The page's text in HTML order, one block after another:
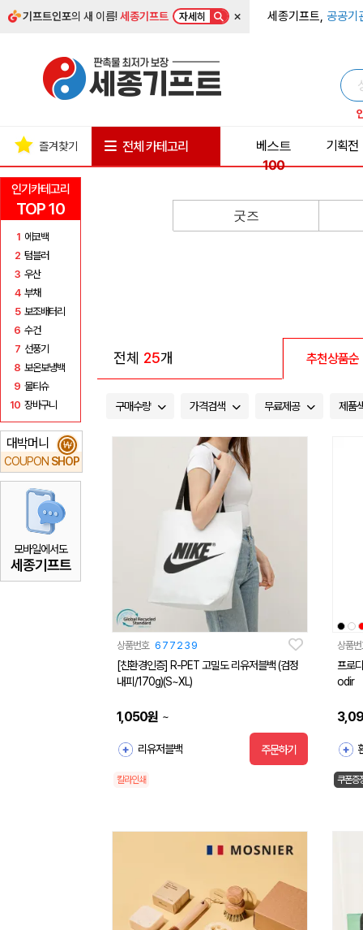
기프트인포의 새 이름!세종기프트 자세히 × 세종기프트, 공공기
인기카테고리
TOP 10
1 에코백
2 텀블러
3 우산
4 부채
5 보조배터리
6 수건
7 선풍기
8 보온보냉백
9 물티슈
10 장바구니
대박머니
COUPON SHOP
₩
모바일에서도
세종기프트
즐겨찾기 전체 카테고리
베스트
100
기획전
굿즈
전체 25개 추천상품순
구매수량 가격검색 무료제공 제품
상품번호 677239
[친환경인증] R-PET 고밀도 리유저블백 (검정
내피/170g)(S~XL)
1,050원 ~
리유저블백 주문하기
칼라인쇄
상품
프로디
odir
쿠폰증